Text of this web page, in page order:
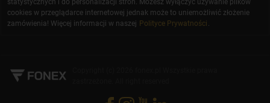
cookies w przeglądarce internetowej jednak może to uniemożliwić złożenie
zamówienia! Więcej informacji w naszej Polityce Prywatności